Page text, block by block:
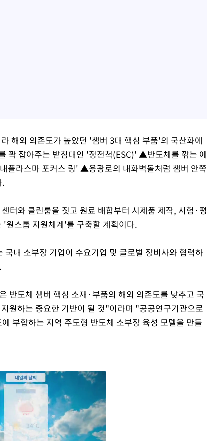
해외 의존도가 높았던 '챔버 3대 핵심 부품'의 국산화에
꽉 잡아주는 받침대인 '정전척(ESC)' ▲반도체를 깎는 에
플라스마 포커스 링' ▲용광로의 내화벽돌처럼 챔버 안쪽
.
터와 클린룸을 짓고 원료 배합부터 시제품 제작, 시험·평
'원스톱 지원체계'를 구축할 계획이다.
내 소부장 기업이 수요기업 및 글로벌 장비사와 협력하
반도체 챔버 핵심 소재·부품의 해외 의존도를 낮추고 국
원하는 중요한 기반이 될 것"이라며 "공공연구기관으로
부합하는 지역 주도형 반도체 소부장 육성 모델을 만들